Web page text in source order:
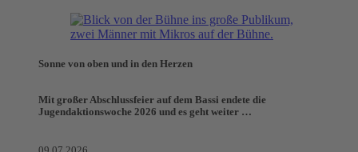
Sonne von oben und in den Herzen
Mit großer Abschlussfeier auf dem Bassi endete die
Jugendaktionswoche 2026 und es geht weiter …